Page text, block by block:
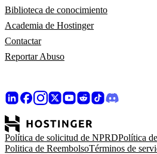
Biblioteca de conocimiento
Academia de Hostinger
Contactar
Reportar Abuso
Política de solicitud de NPRDPolítica
Politica de ReembolsoTérminos de